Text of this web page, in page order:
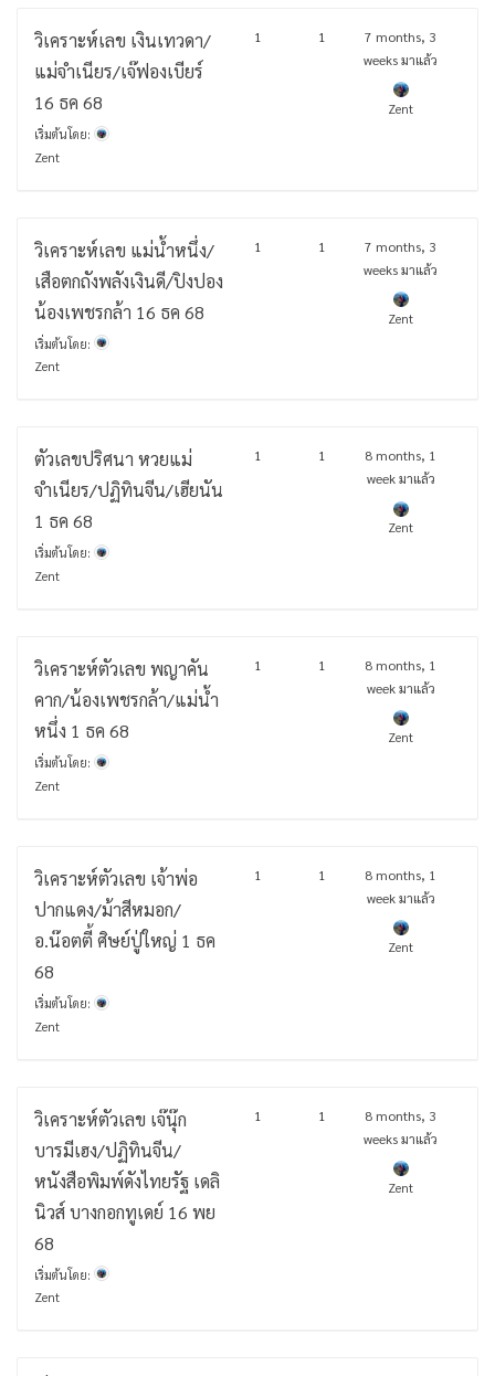
วิเคราะห์เลข เงินเทวดา/
แม่จำเนียร/เจ๊ฟองเบียร์
16 ธค 68
เริ่มต้นโดย:
Zent
1 1
7 months, 3
weeks มาแล้ว
Zent
วิเคราะห์เลข แม่น้ำหนึ่ง/
เสือตกถังพลังเงินดี/ปิงปอง
น้องเพชรกล้า 16 ธค 68
เริ่มต้นโดย:
Zent
1 1
7 months, 3
weeks มาแล้ว
Zent
ตัวเลขปริศนา หวยแม่
จำเนียร/ปฏิทินจีน/เฮียนัน
1 ธค 68
เริ่มต้นโดย:
Zent
1 1
8 months, 1
week มาแล้ว
Zent
วิเคราะห์ตัวเลข พญาคัน
คาก/น้องเพชรกล้า/แม่น้ำ
หนึ่ง 1 ธค 68
เริ่มต้นโดย:
Zent
1 1
8 months, 1
week มาแล้ว
Zent
วิเคราะห์ตัวเลข เจ้าพ่อ
ปากแดง/ม้าสีหมอก/
อ.น๊อตตี้ ศิษย์ปู่ใหญ่ 1 ธค
68
เริ่มต้นโดย:
Zent
1 1
8 months, 1
week มาแล้ว
Zent
วิเคราะห์ตัวเลข เจ๊นุ๊ก
บารมีเฮง/ปฏิทินจีน/
หนังสือพิมพ์ดังไทยรัฐ เดลิ
นิวส์ บางกอกทูเดย์ 16 พย
68
เริ่มต้นโดย:
Zent
1 1
8 months, 3
weeks มาแล้ว
Zent